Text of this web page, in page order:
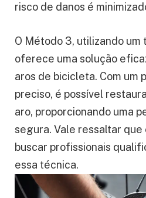
risco de danos é
O Método 3, utilizando um
oferece uma solução
aros de bicicleta. Com um
preciso, é possível
aro, proporcionando uma
segura. Vale ressaltar
buscar profissionais
essa técnica.